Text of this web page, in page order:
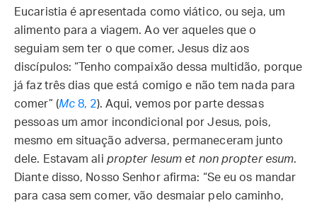
Eucaristia é apresentada como viático, ou seja, um
alimento para a viagem. Ao ver aqueles que o
seguiam sem ter o que comer, Jesus diz aos
discípulos: “Tenho compaixão dessa multidão, porque
já faz três dias que está comigo e não tem nada para
comer” (Mc 8, 2). Aqui, vemos por parte dessas
pessoas um amor incondicional por Jesus, pois,
mesmo em situação adversa, permaneceram junto
dele. Estavam ali propter Iesum et non propter esum.
Diante disso, Nosso Senhor afirma: “Se eu os mandar
para casa sem comer, vão desmaiar pelo caminho,